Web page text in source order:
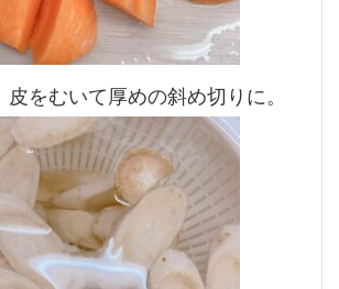
皮をむいて厚めの斜め切りに。